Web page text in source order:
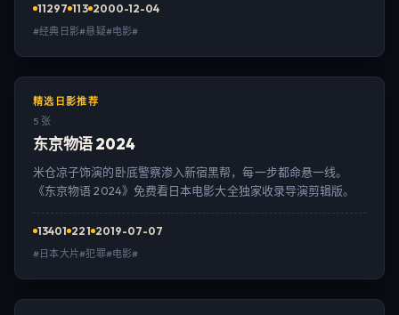
11297 113 2000-12-04
#经典日影#悬疑#电影#
精选日影推荐
5 张
东京物语 2024
米仓凉子饰演的卧底警察渗入新宿黑帮，每一步都命悬一线。
《东京物语 2024》免费看日本电影大全独家收录导演剪辑版。
13401 221 2019-07-07
#日本大片#犯罪#电影#